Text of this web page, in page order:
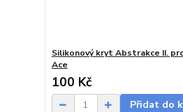
Silikonový kryt Abstrakce II.
Ace
100 Kč
Přidat do